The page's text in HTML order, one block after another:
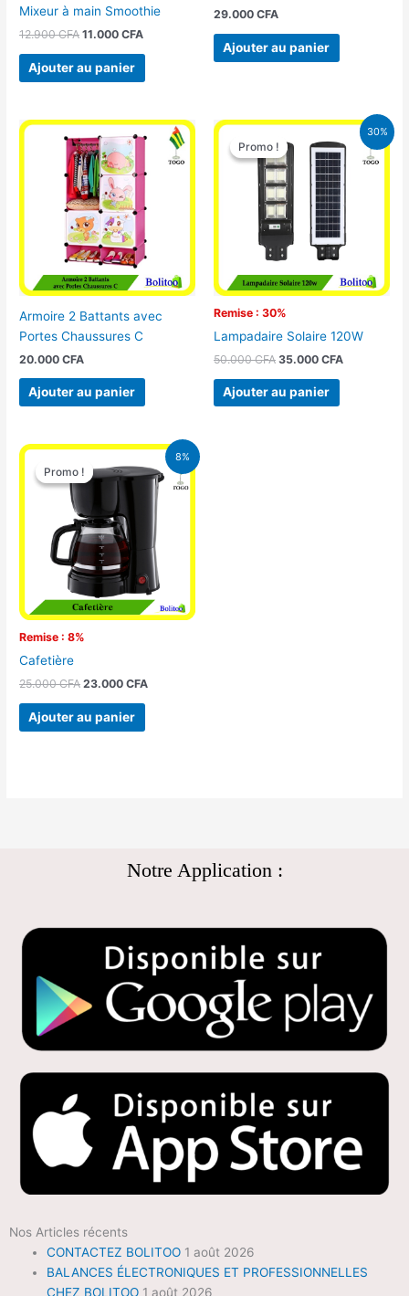
Mixeur à main Smoothie
12.900CFA 11.000CFA
Ajouter au panier
29.000 CFA
Ajouter au panier
Armoire 2 Battants avec
Portes Chaussures C
20.000CFA
Ajouter au panier
30%
Promo !
Remise : 30%
Promo !
Lampadaire Solaire 120W
50.000CFA
Le
prix
initial
était :
50.000 CFA.
35.000 CFA
Le
prix
actuel
est :
35.000
Ajouter au panier
8%
Promo !
Remise : 8%
Promo !
Cafetière
25.000CFA
Le
prix
initial
25.000 CFA.
23.000CFA
Le
prix
actuel
est :
23.000 CFA.
Ajouter au panier
Notre Application :
Nos Articles récents
CONTACTEZ BOLITOO 1 août 2026
BALANCES ÉLECTRONIQUES ET PROFESSIONNELLES
CHEZ BOLITOO 1 août 2026